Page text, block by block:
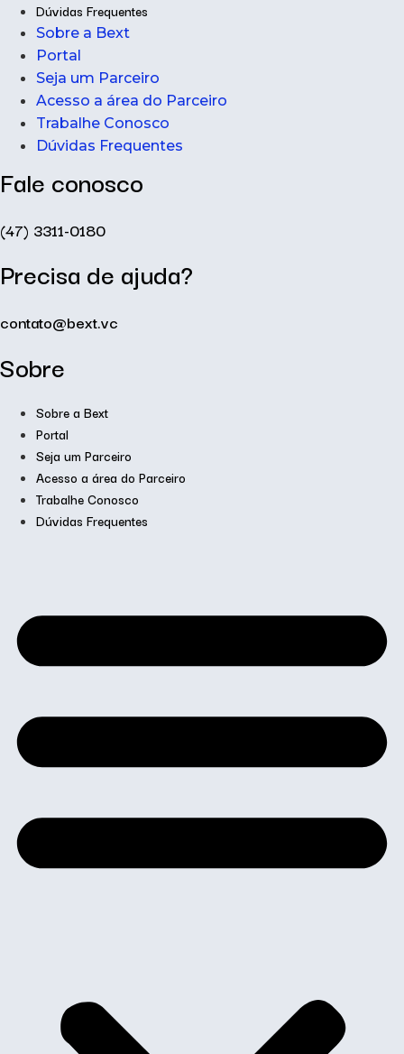
Dúvidas Frequentes
Sobre a Bext
Portal
Seja um Parceiro
Acesso a área do Parceiro
Trabalhe Conosco
Dúvidas Frequentes
Fale conosco
(47) 3311-0180
Precisa de ajuda?
contato@bext.vc
Sobre
Sobre a Bext
Portal
Seja um Parceiro
Acesso a área do Parceiro
Trabalhe Conosco
Dúvidas Frequentes